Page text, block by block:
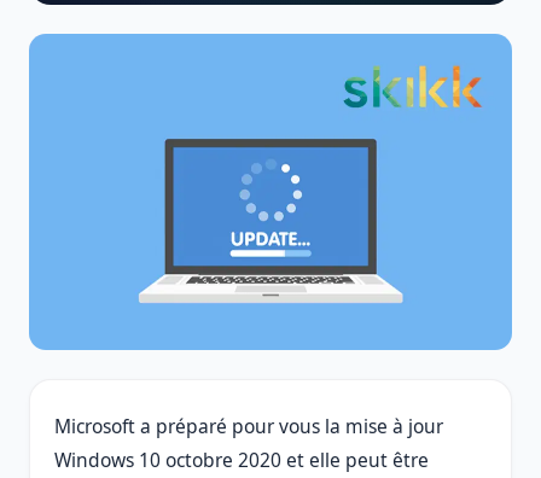
Microsoft a préparé pour vous la mise à jour
Windows 10 octobre 2020 et elle peut être